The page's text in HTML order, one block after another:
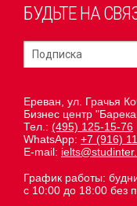
БУДЬТЕ НА
Ереван, ул. Грачья
Бизнес центр
Тел.: (495) 125-15-76
WhatsApp: +7 (916)
E-mail:
График работы:
с 10:00 до 18:00 без